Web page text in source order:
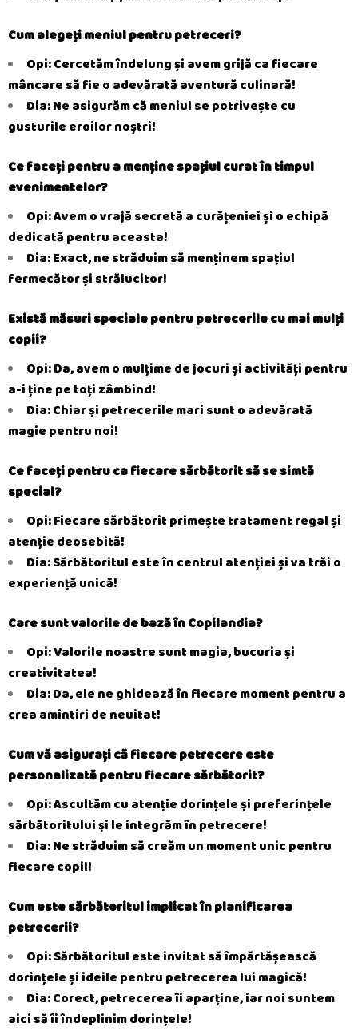
Cum alegeți meniul pentru petreceri?
Opi: Cercetăm îndelung și avem grijă ca fiecare
mâncare să fie o adevărată aventură culinară!
Dia: Ne asigurăm că meniul se potrivește cu
gusturile eroilor noștri!
Ce faceți pentru a menține spațiul curat în timpul
evenimentelor?
Opi: Avem o vrajă secretă a curățeniei și o echipă
dedicată pentru aceasta!
Dia: Exact, ne străduim să menținem spațiul
fermecător și strălucitor!
Există măsuri speciale pentru petrecerile cu mai mulți
copii?
Opi: Da, avem o mulțime de jocuri și activități pentru
a-i ține pe toți zâmbind!
Dia: Chiar și petrecerile mari sunt o adevărată
magie pentru noi!
Ce faceți pentru ca fiecare sărbătorit să se simtă
special?
Opi: Fiecare sărbătorit primește tratament regal și
atenție deosebită!
Dia: Sărbătoritul este în centrul atenției și va trăi o
experiență unică!
Care sunt valorile de bază în Copilandia?
Opi: Valorile noastre sunt magia, bucuria și
creativitatea!
Dia: Da, ele ne ghidează în fiecare moment pentru a
crea amintiri de neuitat!
Cum vă asigurați că fiecare petrecere este
personalizată pentru fiecare sărbătorit?
Opi: Ascultăm cu atenție dorințele și preferințele
sărbătoritului și le integrăm în petrecere!
Dia: Ne străduim să creăm un moment unic pentru
fiecare copil!
Cum este sărbătoritul implicat în planificarea
petrecerii?
Opi: Sărbătoritul este invitat să împărtășească
dorințele și ideile pentru petrecerea lui magică!
Dia: Corect, petrecerea îi aparține, iar noi suntem
aici să îi îndeplinim dorințele!